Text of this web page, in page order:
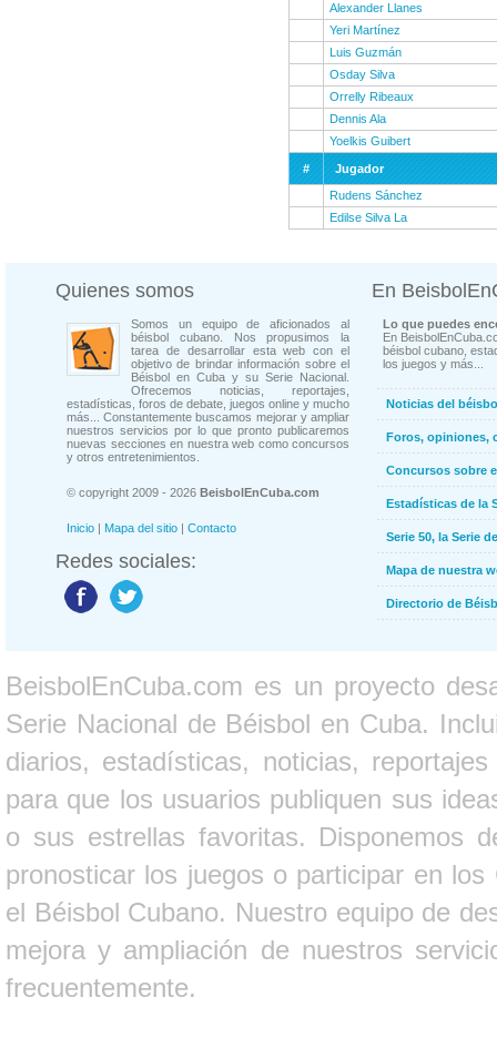
Alexander Llanes
Yeri Martínez
Luis Guzmán
Osday Silva
Orrelly Ribeaux
Dennis Ala
Yoelkis Guibert
#
Jugador
Rudens Sánchez
Edilse Silva La
Quienes somos
Somos un equipo de aficionados al
béisbol cubano. Nos propusimos la
tarea de desarrollar esta web con el
objetivo de brindar información sobre el
Béisbol en Cuba y su Serie Nacional.
Ofrecemos noticias, reportajes,
estadísticas, foros de debate, juegos online y mucho
más... Constantemente buscamos mejorar y ampliar
nuestros servicios por lo que pronto publicaremos
nuevas secciones en nuestra web como concursos
y otros entretenimientos.
© copyright 2009 - 2026 BeisbolEnCuba.com
Inicio | Mapa del sitio | Contacto
Redes sociales:
En
Lo que puedes
En
béisbol cubano,
los juegos y más...
Noticias del
Foros, opiniones,
Concursos sobre
Estadísticas de la
Serie 50, la Serie
Mapa de nuestra
Directorio de
BeisbolEnCuba.com es un proyecto
Serie Nacional de Béisbol en Cuba.
diarios, estadísticas, noticias,
para que los usuarios publiquen sus
o sus estrellas favoritas. Disponemos
pronosticar los juegos o participar en
el Béisbol Cubano. Nuestro equipo de
mejora y ampliación de nuestros
frecuentemente.